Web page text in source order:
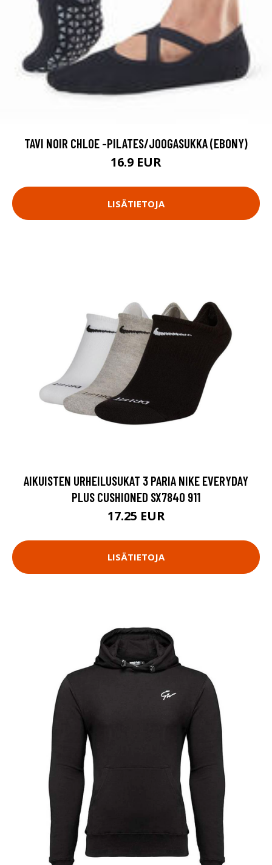
TAVI NOIR CHLOE -PILATES/JOOGASUKKA (EBONY)
16.9 EUR
LISÄTIETOJA
AIKUISTEN URHEILUSUKAT 3 PARIA NIKE EVERYDAY
PLUS CUSHIONED SX7840 911
17.25 EUR
LISÄTIETOJA